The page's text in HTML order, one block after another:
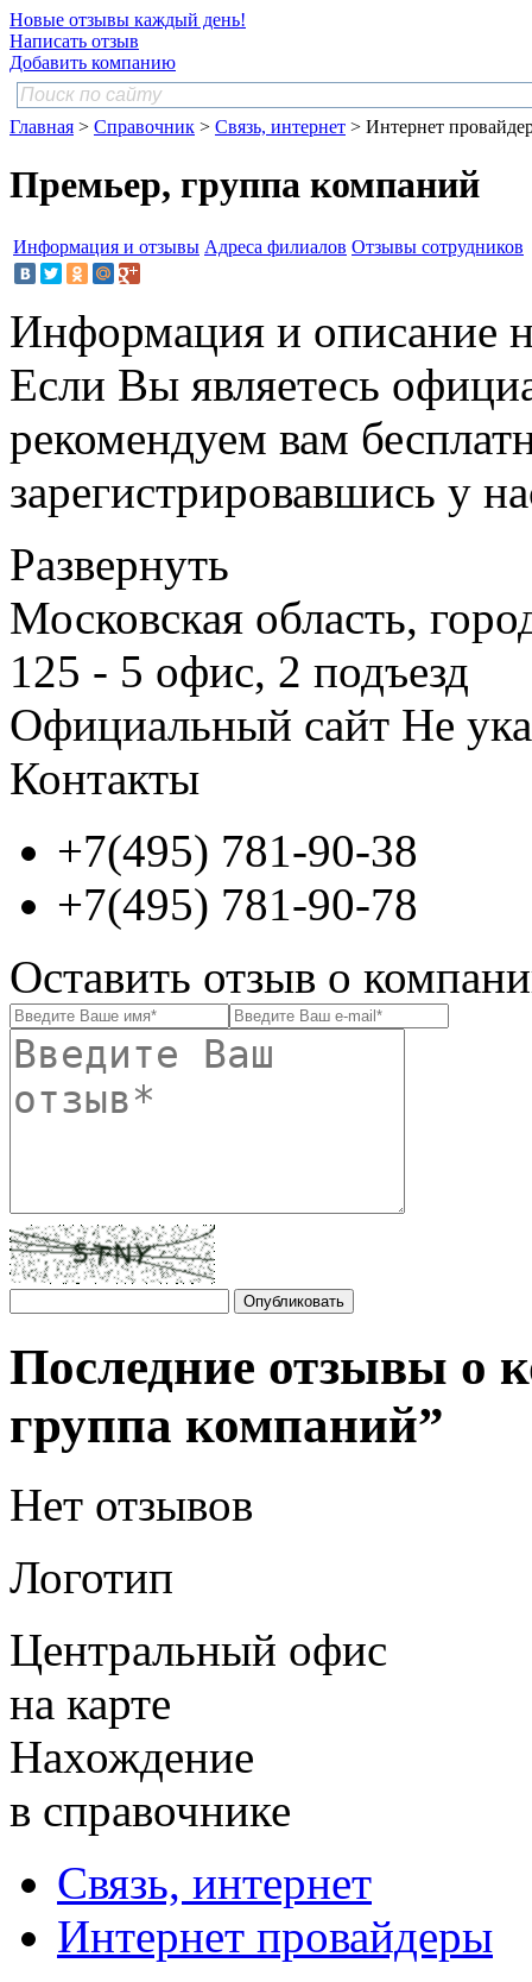
Новые отзывы каждый день!
Написать отзыв
Добавить компанию
Главная > Справочник > Связь, интернет > Интернет
Премьер, группа компаний
Информация и отзывы Адреса филиалов Отзывы сотрудников
Информация и описание
Если Вы являетесь
рекомендуем вам
зарегистрировавшись у
Развернуть
Московская область,
125 - 5 офис, 2 подъезд
Официальный сайт Не
Контакты
+7(495) 781-90-38
+7(495) 781-90-78
Оставить отзыв о
Последние отзывы о
группа компаний”
Нет отзывов
Логотип
Центральный офис
на карте
Нахождение
в справочнике
Связь, интернет
Интернет провайдеры